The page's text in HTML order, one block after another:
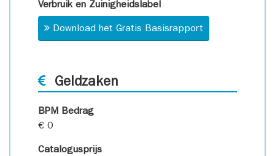
Verbruik en Zuinigheidslabel
Download het Gratis Basisrapport
Geldzaken
BPM Bedrag
€ 0
Catalogusprijs